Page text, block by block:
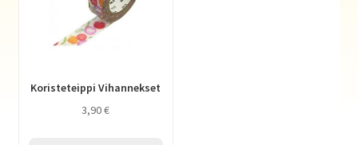
Koristeteippi Vihannekset
3,90€